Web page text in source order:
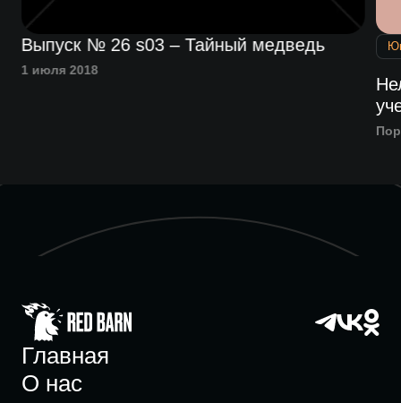
Выпуск № 26 s03 – Тайный медведь
1 июля 2018
Главная
О нас